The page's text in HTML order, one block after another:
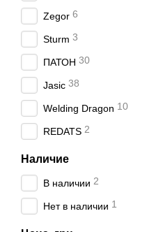
Zegor 6
Sturm 3
ПАТОН 30
Jasic 38
Welding Dragon 10
REDATS 2
Наличие
В наличии 2
Нет в наличии 1